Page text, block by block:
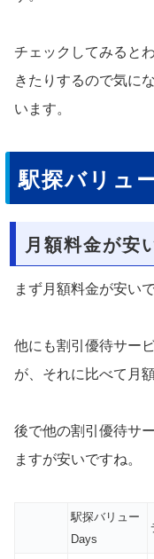
チェックしてみると
きたりするので気に
います。
駅探バリュ
月額料金が安
まず月額料金が安いで
他にも割引優待サー
が、それに比べて月
後で他の割引優待サ
ますが安いですね。
駅探バリュー
Days